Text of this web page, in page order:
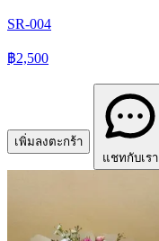
SR-004
฿2,500
เพิ่มลงตะกร้า
แชทกับเรา